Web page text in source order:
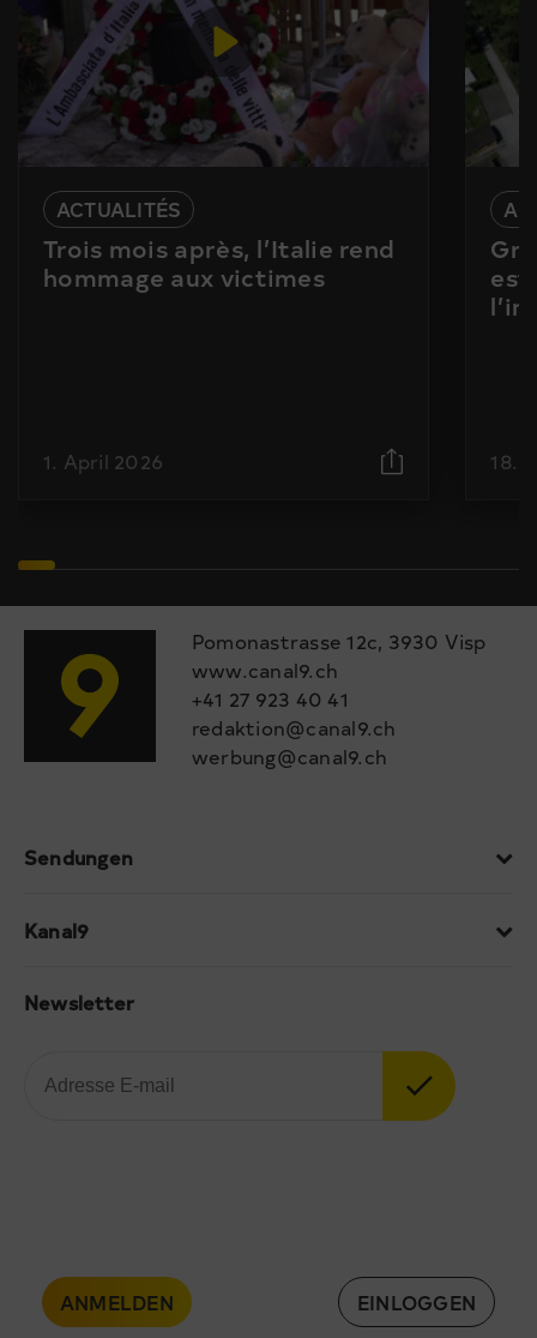
ACTUALITÉS
Trois mois après, l’Italie rend
hommage aux victimes
1. April 2026
est
18.
Pomonastrasse 12c, 3930 Visp
www.canal9.ch
+41 27 923 40 41
redaktion@canal9.ch
werbung@canal9.ch
Sendungen
Kanal9
Newsletter
ANMELDEN EINLOGGEN